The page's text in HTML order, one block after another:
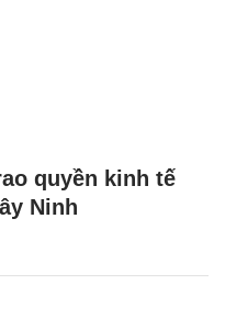
quyền kinh tế
Ninh